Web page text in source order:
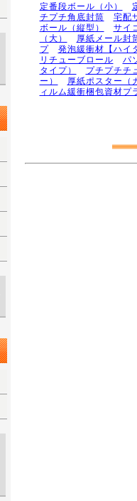
定番段ボール（小）
チプチ角底封筒
宅配
ボール（縦型）
サイ
（大）
厚紙メール封
プ
発泡緩衝材【ハイ
リチューブロール
パ
タイプ）
プチプチチ
ー）
厚紙ポスター（
ィルム緩衝梱包資材プ